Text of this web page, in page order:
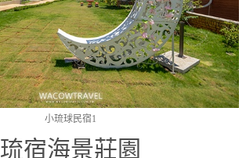
小琉球民宿1
琉宿海景莊園